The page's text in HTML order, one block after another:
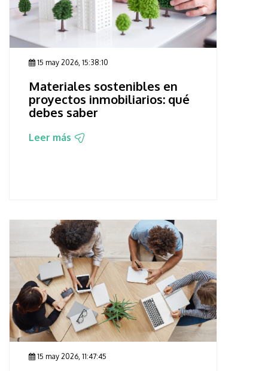
15 may 2026, 15:38:10
Materiales sostenibles en
proyectos inmobiliarios: qué
debes saber
Leer más
15 may 2026, 11:47:45